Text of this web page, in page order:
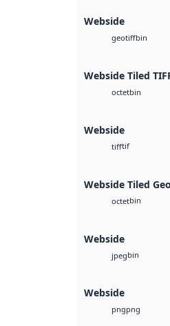
Webside
geotiffbin
Webside Tiled
octetbin
Webside
tifftif
Webside Tiled
octetbin
Webside
jpegbin
Webside
pngpng